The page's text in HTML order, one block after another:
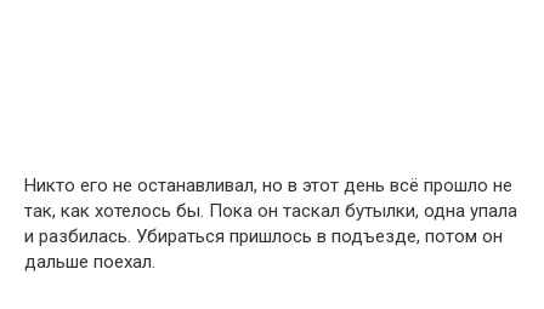
Никто его не останавливал, но в этот день всё прошло не
так, как хотелось бы. Пока он таскал бутылки, одна упала
и разбилась. Убираться пришлось в подъезде, потом он
дальше поехал.